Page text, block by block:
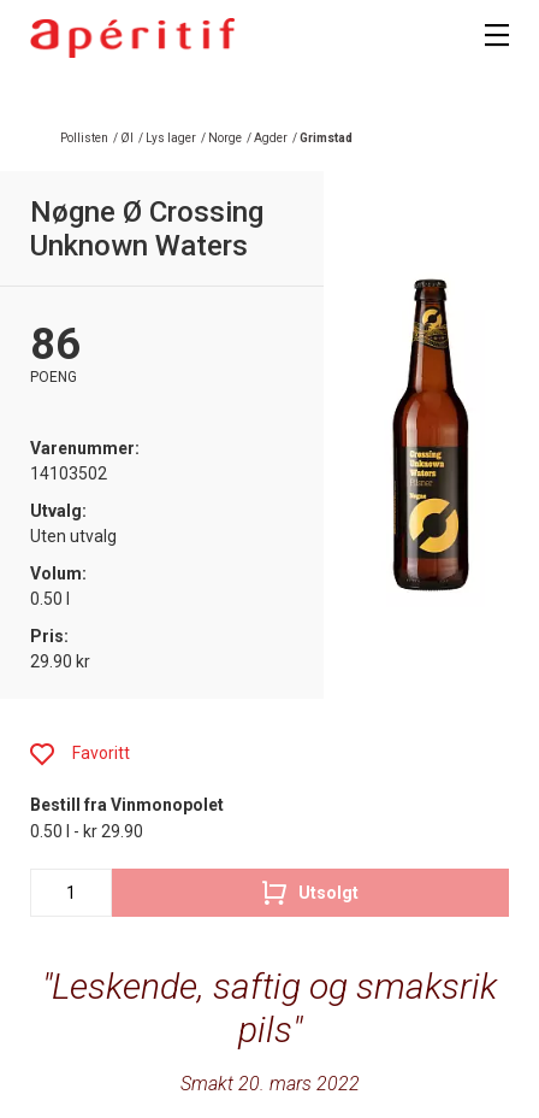
Pollisten / Øl / Lys lager / Norge /Agder /Grimstad
Nøgne Ø Crossing
Unknown Waters
86
POENG
Varenummer:
14103502
Utvalg:
Uten utvalg
Volum:
0.50 l
Pris:
29.90 kr
Leskende, saftig og smaksrik
pils
Smakt 20. mars 2022
Favoritt
Bestill fra Vinmonopolet
0.50 l - kr 29.90
Utsolgt